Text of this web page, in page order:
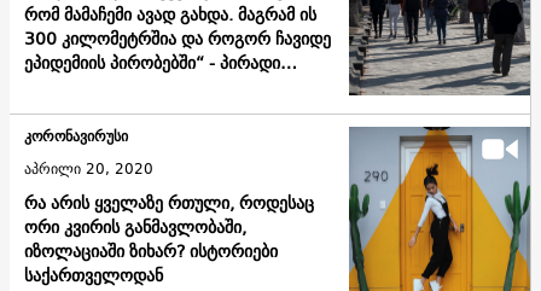
რომ მამაჩემი ავად გახდა. მაგრამ ის
300 კილომეტრშია და როგორ ჩავიდე
ეპიდემიის პირობებში“ - პირადი
რა არის ყველაზე რთული, როდესაც
ორი კვირის განმავლობაში,
იზოლაციაში ზიხარ? ისტორიები
საქართველოდან
კორონავირუსი
აპრილი 20, 2020